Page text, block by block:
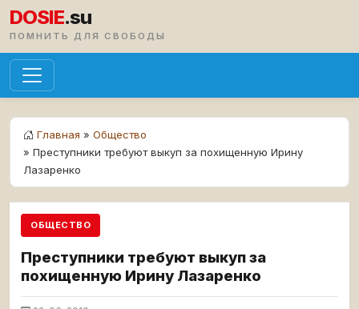
DOSIE.su
ПОМНИТЬ ДЛЯ СВОБОДЫ
Главная » Общество
» Преступники требуют выкуп за похищенную Ирину
Лазаренко
ОБЩЕСТВО
Преступники требуют выкуп за
похищенную Ирину Лазаренко